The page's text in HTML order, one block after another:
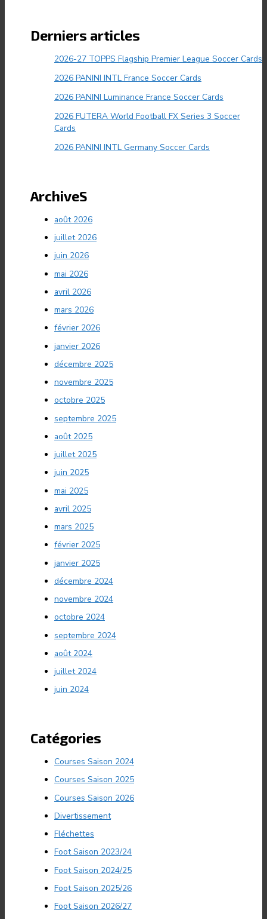
Derniers articles
2026-27 TOPPS Flagship Premier League Soccer Cards
2026 PANINI INTL France Soccer Cards
2026 PANINI Luminance France Soccer Cards
2026 FUTERA World Football FX Series 3 Soccer
Cards
2026 PANINI INTL Germany Soccer Cards
ArchiveS
août 2026
juillet 2026
juin 2026
mai 2026
avril 2026
mars 2026
février 2026
janvier 2026
décembre 2025
novembre 2025
octobre 2025
septembre 2025
août 2025
juillet 2025
juin 2025
mai 2025
avril 2025
mars 2025
février 2025
janvier 2025
décembre 2024
novembre 2024
octobre 2024
septembre 2024
août 2024
juillet 2024
juin 2024
Catégories
Courses Saison 2024
Courses Saison 2025
Courses Saison 2026
Divertissement
Fléchettes
Foot Saison 2023/24
Foot Saison 2024/25
Foot Saison 2025/26
Foot Saison 2026/27